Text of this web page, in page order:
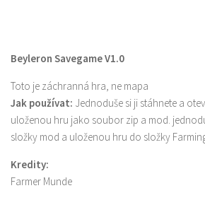
Beyleron Savegame V1.0
Toto je záchranná hra, ne mapa
Jak používat: Jednoduše si ji stáhnete a
uloženou hru jako soubor zip a mod.
složky mod a uloženou hru do složky
Kredity:
Farmer Munde